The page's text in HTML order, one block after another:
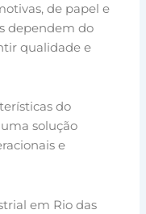
de papel e
dependem do
qualidade e
do
solução
e
em Rio das